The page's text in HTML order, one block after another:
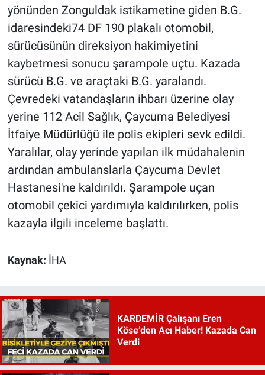
yönünden Zonguldak istikametine giden B.G.
idaresindeki74 DF 190 plakalı otomobil,
sürücüsünün direksiyon hakimiyetini
kaybetmesi sonucu şarampole uçtu. Kazada
sürücü B.G. ve araçtaki B.G. yaralandı.
Çevredeki vatandaşların ihbarı üzerine olay
yerine 112 Acil Sağlık, Çaycuma Belediyesi
İtfaiye Müdürlüğü ile polis ekipleri sevk edildi.
Yaralılar, olay yerinde yapılan ilk müdahalenin
ardından ambulanslarla Çaycuma Devlet
Hastanesi'ne kaldırıldı. Şarampole uçan
otomobil çekici yardımıyla kaldırılırken, polis
kazayla ilgili inceleme başlattı.
Kaynak: İHA
KARDEMİR Çalışanı Eren
Köse’den Acı Haber! Kazada Can
Verdi